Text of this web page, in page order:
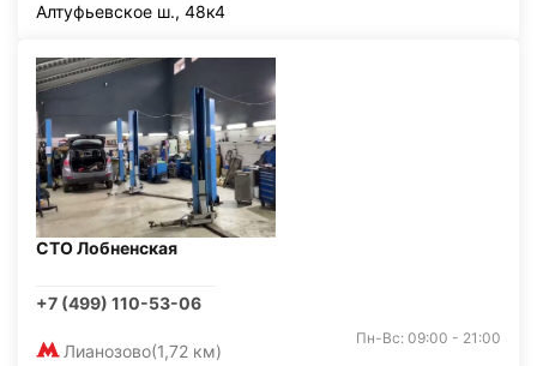
Алтуфьевское ш., 48к4
СТО Лобненская
+7 (499) 110-53-06
Лианозово(1,72 км)
Пн-Вс: 09:00 - 21:00